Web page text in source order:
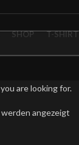
SHOP T-SHIRT
angezeigt
are looking for.